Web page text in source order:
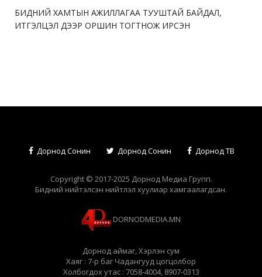
БИДНИЙ ХАМТЫН АЖИЛЛАГАА ТУУШТАЙ БАЙДАЛ,
ИТГЭЛЦЭЛ ДЭЭР ОРШИН ТОГТНОЖ ИРСЭН
Дорнод Сонин Дорнод Сонин Дорнод ТВ
Copyright © 2017-2025 Дорнод Медиа Групп.
Бидний нийтэлсэн нийтлэл хуулиар хамгаалагдсан.
DORNODMEDIA.MN
Дорнод аймаг, Хэрлэн сум
Хаяг : 7-р баг Чадангууд цогцолбор
Холбогдох утас : 7058-4004, 8907-0313